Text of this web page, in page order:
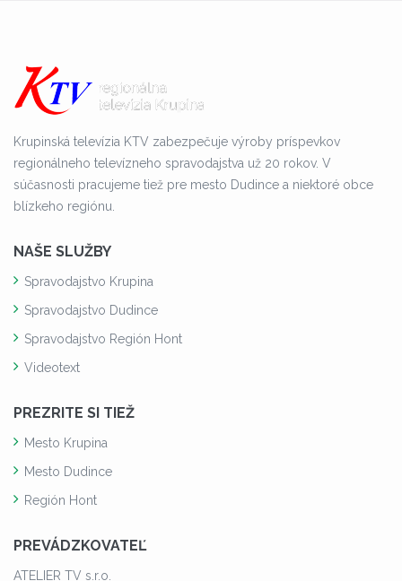
Krupinská televízia KTV zabezpečuje výroby príspevkov
regionálneho televízneho spravodajstva už 20 rokov. V
súčasnosti pracujeme tiež pre mesto Dudince a niektoré obce
blízkeho regiónu.
NAŠE SLUŽBY
Spravodajstvo Krupina
Spravodajstvo Dudince
Spravodajstvo Región Hont
Videotext
PREZRITE SI TIEŽ
Mesto Krupina
Mesto Dudince
Región Hont
PREVÁDZKOVATEĽ
ATELIER TV s.r.o.